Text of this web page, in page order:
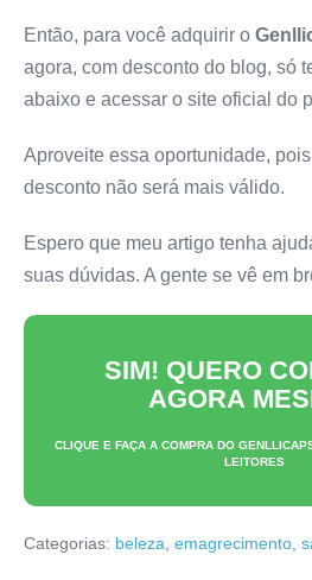
Então, para você adquirir o
agora, com desconto do blog, só
abaixo e acessar o site oficial do
Aproveite essa oportunidade,
desconto não será mais válido.
Espero que meu artigo tenha
suas dúvidas. A gente se vê em
SIM! QUERO
AGORA
CLIQUE E FAÇA A COMPRA DO
LEITORES
Categorias: beleza emagrecimento